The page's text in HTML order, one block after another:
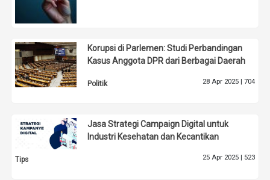
Korupsi di Parlemen: Studi Perbandingan
Kasus Anggota DPR dari Berbagai Daerah
Politik 28 Apr 2025 | 704
Jasa Strategi Campaign Digital untuk
Industri Kesehatan dan Kecantikan
Tips 25 Apr 2025 | 523